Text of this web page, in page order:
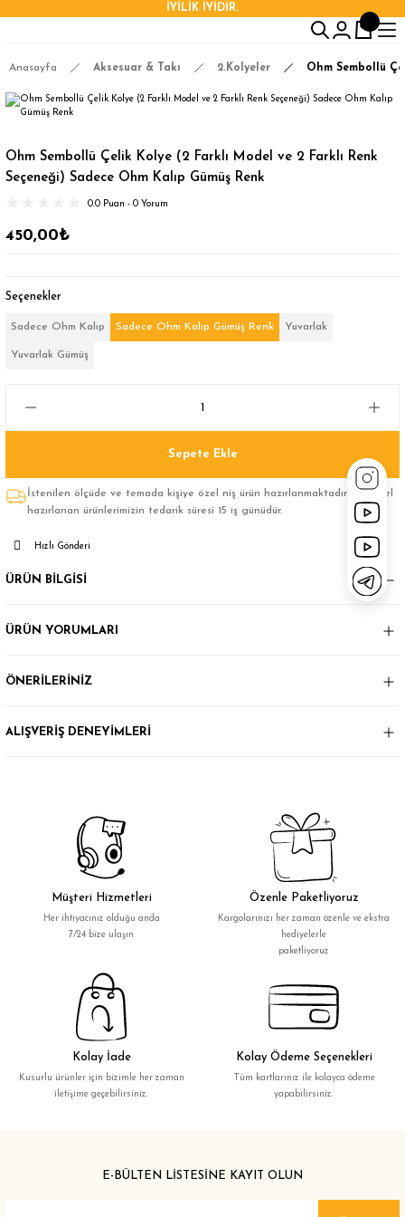
İYİLİK İYİDİR.
Anasayfa Aksesuar & Takı 2.Kolyeler Ohm Sembollü
Ohm Sembollü Çelik Kolye (2 Farklı Model ve 2 Farklı Renk
Seçeneği) Sadece Ohm Kalıp Gümüş Renk
0.0 Puan - 0 Yorum
450,00₺
Seçenekler
Sadece Ohm Kalıp Sadece Ohm Kalıp Gümüş Renk Yuvarlak
Yuvarlak Gümüş
Sepete Ekle
İstenilen ölçüde ve temada kişiye özel niş ürün hazırlanmaktadır.Size özel
hazırlanan ürünlerimizin tedarik süresi 15 iş günüdür.
Hızlı Gönderi
ÜRÜN BİLGİSİ
ÜRÜN YORUMLARI
ÖNERİLERİNİZ
ALIŞVERİŞ DENEYİMLERİ
Müşteri Hizmetleri
Her ihtiyacınız olduğu anda
7/24 bize ulaşın
Özenle Paketliyoruz
Kargolarınızı her zaman özenle ve ekstra
hediyelerle
paketliyoruz
Kolay İade
Kusurlu ürünler için bizimle her zaman
iletişime geçebilirsiniz.
Kolay Ödeme Seçenekleri
Tüm kartlarınız ile kolayca ödeme
yapabilirsiniz.
E-BÜLTEN LİSTESİNE KAYIT OLUN